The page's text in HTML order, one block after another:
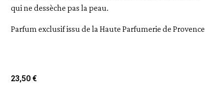
qui ne dessèche pas la peau.
Parfum exclusif issu de la Haute Parfumerie de Provence
23,50 €